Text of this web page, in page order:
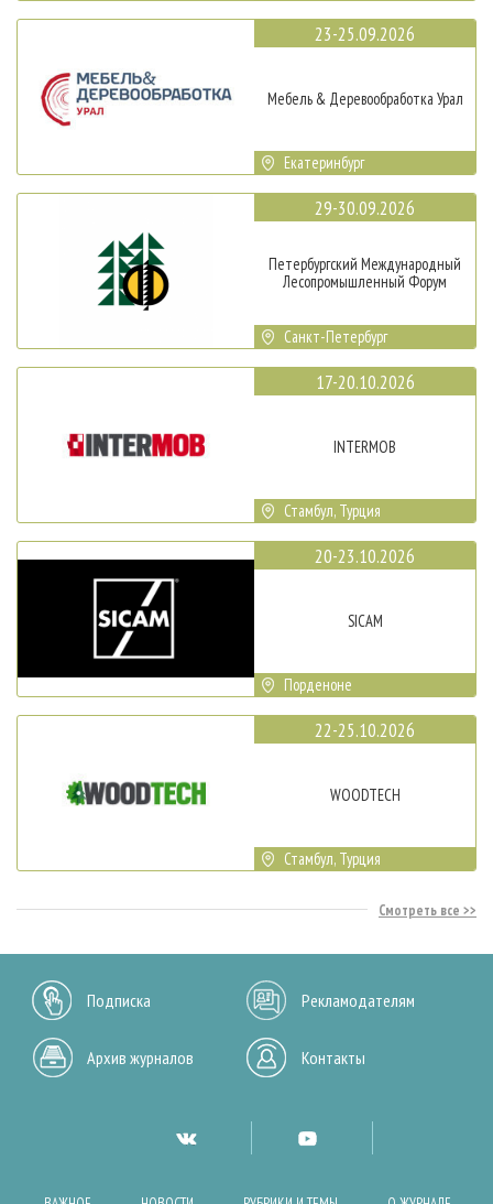
23-25.09.2026
Мебель & Деревообработка Урал
Екатеринбург
29-30.09.2026
Петербургский Международный
Лесопромышленный Форум
Санкт-Петербург
17-20.10.2026
INTERMOB
Стамбул, Турция
20-23.10.2026
SICAM
Порденоне
22-25.10.2026
WOODTECH
Стамбул, Турция
Смотреть все
Подписка Рекламодателям
Архив журналов Контакты